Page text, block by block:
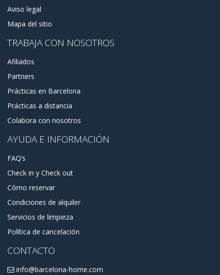
Aviso legal
Mapa del sitio
TRABAJA CON NOSOTROS
Afiliados
Partners
Prácticas en Barcelona
Prácticas a distancia
Colabora con nosotros
AYUDA E INFORMACIÓN
FAQ’s
Check in y Check out
Cómo reservar
Condiciones de alquiler
Servicios de limpieza
Política de cancelación
CONTACTO
info@barcelona-home.com